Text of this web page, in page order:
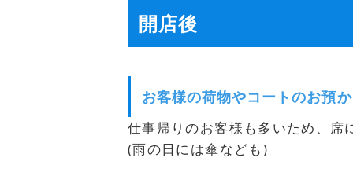
開店後
お客様の荷物やコートのお預
仕事帰りのお客様も多いため、席
(雨の日には傘なども)